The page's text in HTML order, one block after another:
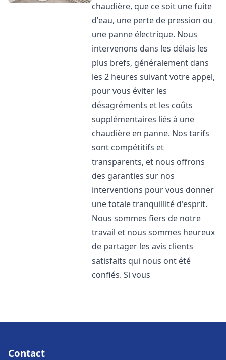
chaudière, que ce soit une fuite
d'eau, une perte de pression ou
une panne électrique. Nous
intervenons dans les délais les
plus brefs, généralement dans
les 2 heures suivant votre appel,
pour vous éviter les
désagréments et les coûts
supplémentaires liés à une
chaudière en panne. Nos tarifs
sont compétitifs et
transparents, et nous offrons
des garanties sur nos
interventions pour vous donner
une totale tranquillité d'esprit.
Nous sommes fiers de notre
travail et nous sommes heureux
de partager les avis clients
satisfaits qui nous ont été
confiés. Si vous
Contact